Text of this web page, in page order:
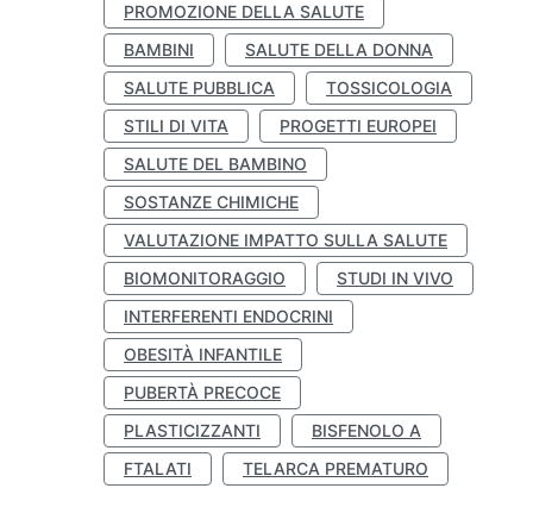
PROMOZIONE DELLA SALUTE
BAMBINI
SALUTE DELLA DONNA
SALUTE PUBBLICA
TOSSICOLOGIA
STILI DI VITA
PROGETTI EUROPEI
SALUTE DEL BAMBINO
SOSTANZE CHIMICHE
VALUTAZIONE IMPATTO SULLA SALUTE
BIOMONITORAGGIO
STUDI IN VIVO
INTERFERENTI ENDOCRINI
OBESITÀ INFANTILE
PUBERTÀ PRECOCE
PLASTICIZZANTI
BISFENOLO A
FTALATI
TELARCA PREMATURO